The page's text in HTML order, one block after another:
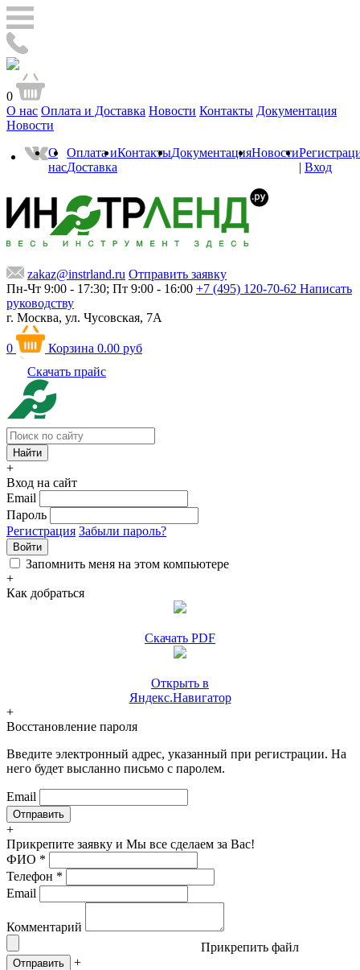
0
О нас Оплата и Доставка Новости Контакты Документация
Новости
О
нас
Оплата и
Доставка
КонтактыДокументацияНовости
| Вход
zakaz@instrland.ru Отправить заявку
Пн-Чт 9:00 - 17:30; Пт 9:00 - 16:00 +7 (495) 120-70-62 Написать
руководству
г. Москва, ул. Чусовская, 7А
0 Корзина 0.00 руб
Скачать прайс
+
Вход на сайт
Email
Пароль
Регистрация Забыли пароль?
Войти
Запомнить меня на этом компьютере
+
Как добраться
Скачать PDF
Открыть в
Яндекс.Навигатор
+
Восстановление пароля
Введите электронный адрес, указанный при регистрации. На
него будет высланно письмо с паролем.
Email
+
Прикрепите заявку и Мы все сделаем за Вас!
ФИО *
Телефон *
Email
Комментарий
Прикрепить файл
Отправить +